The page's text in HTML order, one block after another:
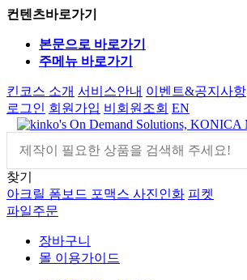
컨텐츠바로가기
본문으로 바로가기
주메뉴 바로가기
킨코스 소개 서비스안내 이벤트&공지사항
로그인 회원가입 비회원조회 EN
찾기
아크릴 폼보드 포맥스 사진인화 피켓
파일주문
장바구니
몰 이용가이드